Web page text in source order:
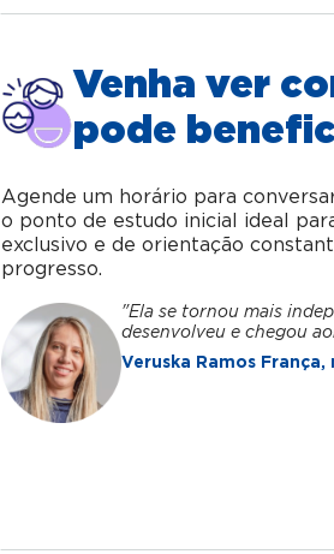
Venha ver
pode
Agende um horário para
o ponto de estudo inicial ideal
exclusivo e de orientação
progresso.
"Ela se tornou mais
desenvolveu e chegou
Veruska Ramos